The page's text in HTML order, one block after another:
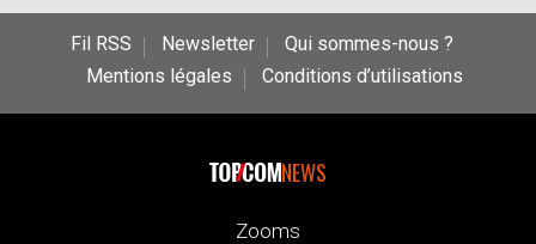
Fil RSS Newsletter
Qui sommes-nous ?
Mentions légales
Conditions d’utilisations
NEWS
Zooms